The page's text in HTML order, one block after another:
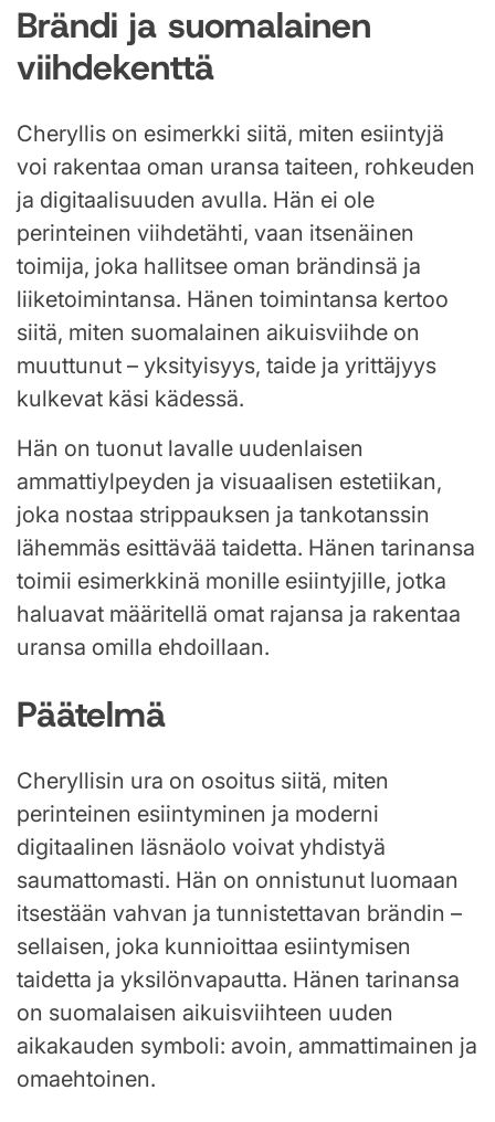
Brändi ja suomalainen
viihdekenttä
Cheryllis on esimerkki siitä, miten esiintyjä
voi rakentaa oman uransa taiteen, rohkeuden
ja digitaalisuuden avulla. Hän ei ole
perinteinen viihdetähti, vaan itsenäinen
toimija, joka hallitsee oman brändinsä ja
liiketoimintansa. Hänen toimintansa kertoo
siitä, miten suomalainen aikuisviihde on
muuttunut – yksityisyys, taide ja yrittäjyys
kulkevat käsi kädessä.
Hän on tuonut lavalle uudenlaisen
ammattiylpeyden ja visuaalisen estetiikan,
joka nostaa strippauksen ja tankotanssin
lähemmäs esittävää taidetta. Hänen tarinansa
toimii esimerkkinä monille esiintyjille, jotka
haluavat määritellä omat rajansa ja rakentaa
uransa omilla ehdoillaan.
Päätelmä
Cheryllisin ura on osoitus siitä, miten
perinteinen esiintyminen ja moderni
digitaalinen läsnäolo voivat yhdistyä
saumattomasti. Hän on onnistunut luomaan
itsestään vahvan ja tunnistettavan brändin –
sellaisen, joka kunnioittaa esiintymisen
taidetta ja yksilönvapautta. Hänen tarinansa
on suomalaisen aikuisviihteen uuden
aikakauden symboli: avoin, ammattimainen ja
omaehtoinen.